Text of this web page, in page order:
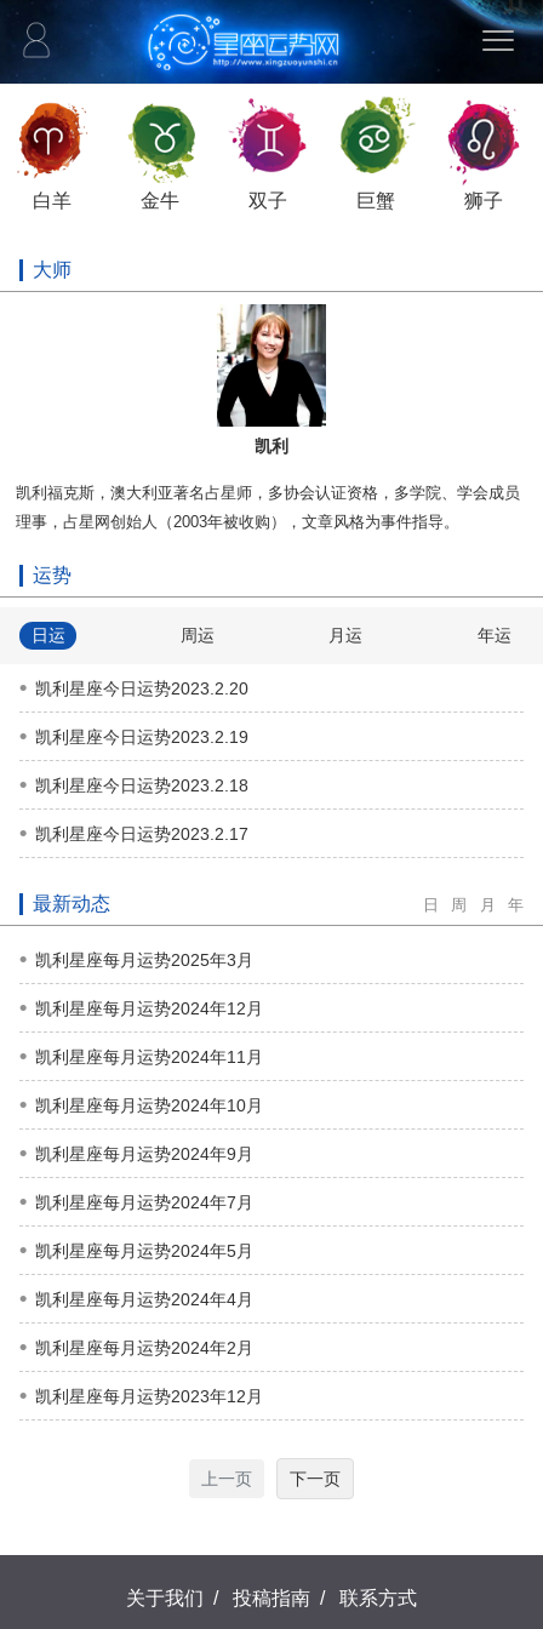
白羊 金牛 双子 巨蟹 狮子
大师
凯利
凯利福克斯，澳大利亚著名占星师，多协会认证资格，多学院、学会成员
理事，占星网创始人（2003年被收购），文章风格为事件指导。
运势
日运 周运 月运 年运
凯利星座今日运势2023.2.20
凯利星座今日运势2023.2.19
凯利星座今日运势2023.2.18
凯利星座今日运势2023.2.17
最新动态 日 周 月 年
凯利星座每月运势2025年3月
凯利星座每月运势2024年12月
凯利星座每月运势2024年11月
凯利星座每月运势2024年10月
凯利星座每月运势2024年9月
凯利星座每月运势2024年7月
凯利星座每月运势2024年5月
凯利星座每月运势2024年4月
凯利星座每月运势2024年2月
凯利星座每月运势2023年12月
上一页 下一页
关于我们 / 投稿指南 / 联系方式